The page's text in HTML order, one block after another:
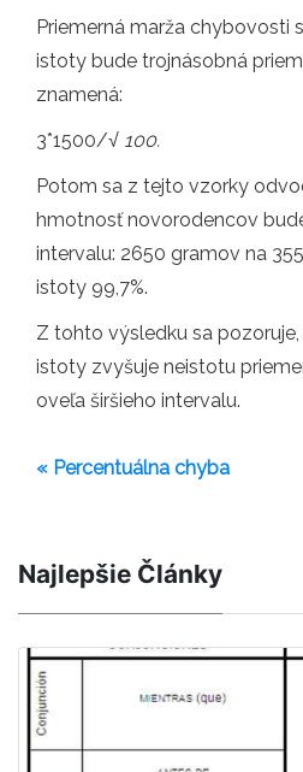
Priemerná marža chybovosti
istoty bude trojnásobná
znamená:
3*1500/√ 100.
Potom sa z tejto vzorky
hmotnosť novorodencov
intervalu: 2650 gramov na
istoty 99,7%.
Z tohto výsledku sa pozoruje,
istoty zvyšuje neistotu
oveľa širšieho intervalu.
« Percentuálna chyba
Najlepšie Články